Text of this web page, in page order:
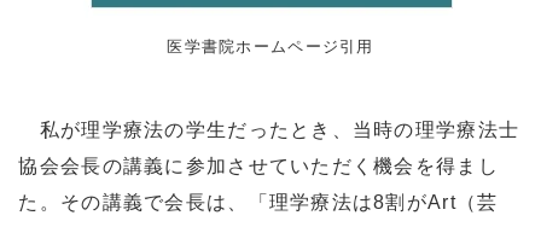
医学書院ホームページ引用
私が理学療法の学生だったとき、当時の理学療法士
協会会長の講義に参加させていただく機会を得まし
た。その講義で会長は、「理学療法は8割がArt（芸